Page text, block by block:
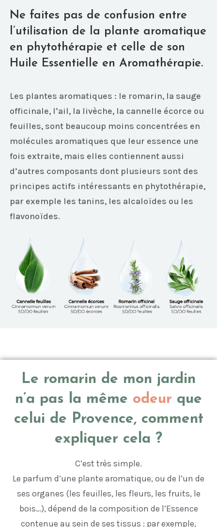
Les plantes aromatiques : le romarin, la sauge
officinale, l’ail, la livèche, la cannelle écorce ou
feuilles, sont beaucoup moins concentrées en
molécules aromatiques que leur essence une
fois extraite, mais elles contiennent aussi
d’autres composants dont plusieurs sont des
principes actifs intéressants en phytothérapie,
par exemple les tanins, les alcaloïdes ou les
flavonoïdes.
Ne faites pas de confusion entre
l’utilisation de la plante aromatique
en phytothérapie et celle de son
Huile Essentielle en Aromathérapie.
Le romarin de mon jardin
n’a pas la même odeur que
celui de Provence, comment
expliquer cela ?
C’est très simple.
Le parfum d’une plante aromatique, ou de l’un de
ses organes (les feuilles, les fleurs, les fruits, le
bois…), dépend de la composition de l’Essence
contenue au sein de ses tissus : par exemple,